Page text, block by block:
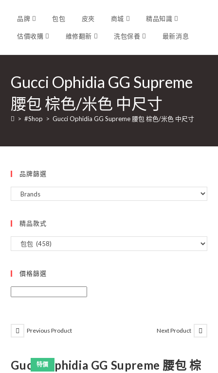
品牌 包包 皮夾 商城 精品知識
估價收購 維修翻新 洗包保養 最新消息
Gucci Ophidia GG Supreme
腰包 棕色/米色 中尺寸
> #Shop > Gucci Ophidia GG Supreme 腰包 棕色/米色 中尺寸
品牌篩選
精品款式
價格篩選
特價
Previous Product Next Product
Gucci Ophidia GG Supreme 腰包 棕